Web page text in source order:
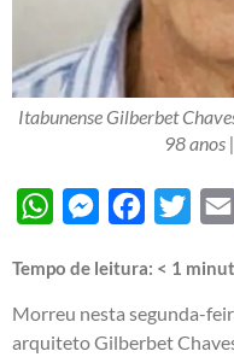
Itabunense Gilberbet
98 anos
WhatsAppMessengerFacebook
Tempo de leitura: < 1
Morreu nesta segunda-
arquiteto Gilberbet